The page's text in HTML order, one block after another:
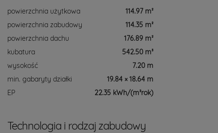
powierzchnia użytkowa
114.97 m²
powierzchnia zabudowy
114.35 m²
powierzchnia dachu
176.89 m²
kubatura
542.50 m³
wysokość
7.20 m
min. gabaryty działki
19.84 × 18.64 m
EP
22.35 kWh/(m²rok)
Technologia i rodzaj zabudowy